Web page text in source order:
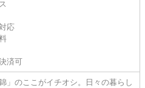
応
済可
」のここがイチオシ。日々の暮らし